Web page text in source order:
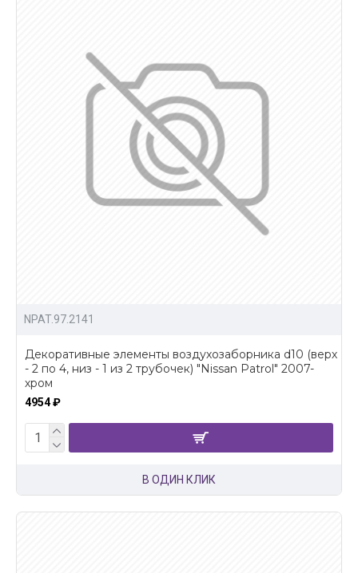
NPAT.97.2141
Декоративные элементы воздухозаборника d10 (верх
- 2 по 4, низ - 1 из 2 трубочек) "Nissan Patrol" 2007-
хром
4954 ₽
В ОДИН КЛИК